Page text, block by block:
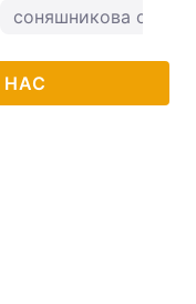
соняшникова олія